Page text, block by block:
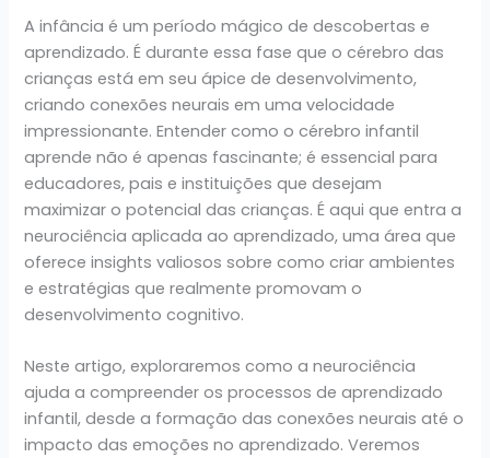
A infância é um período mágico de descobertas e
aprendizado. É durante essa fase que o cérebro das
crianças está em seu ápice de desenvolvimento,
criando conexões neurais em uma velocidade
impressionante. Entender como o cérebro infantil
aprende não é apenas fascinante; é essencial para
educadores, pais e instituições que desejam
maximizar o potencial das crianças. É aqui que entra a
neurociência aplicada ao aprendizado, uma área que
oferece insights valiosos sobre como criar ambientes
e estratégias que realmente promovam o
desenvolvimento cognitivo.
Neste artigo, exploraremos como a neurociência
ajuda a compreender os processos de aprendizado
infantil, desde a formação das conexões neurais até o
impacto das emoções no aprendizado. Veremos